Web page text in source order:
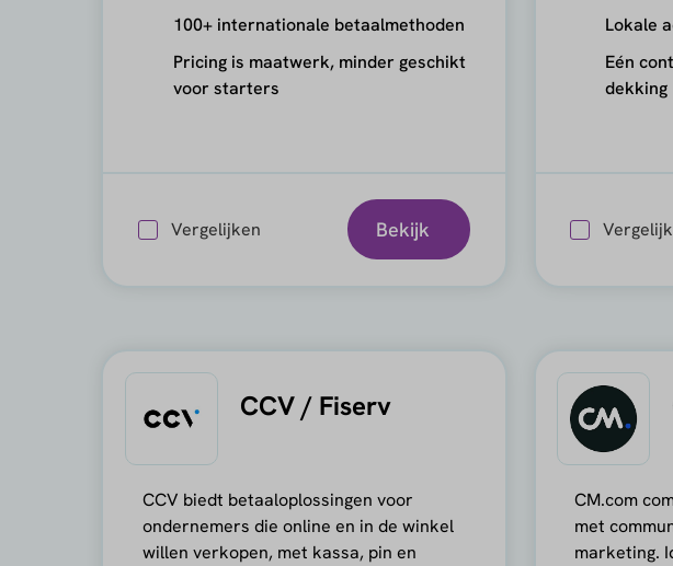
100+ internationale betaalmethoden
Pricing is maatwerk, minder geschikt
voor starters
Vergelijken Bekijk
Lokale
Eén
dekking
CCV / Fiserv
CCV biedt betaaloplossingen voor
ondernemers die online en in de winkel
willen verkopen, met kassa, pin en
CM.com
met
marketing.